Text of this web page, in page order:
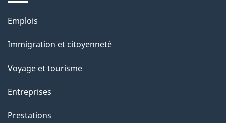
Thèmes
sujets
Emplois
Immigration et citoyenneté
Voyage et tourisme
Entreprises
Prestations